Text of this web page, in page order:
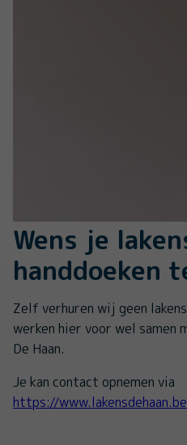
Wens je
handdoeken
Zelf verhuren wij geen
werken hier voor wel samen
De Haan.
Je kan contact opnemen via
https://www.lakensdehaan.be